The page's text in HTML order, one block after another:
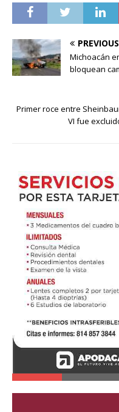
PREVIOUS
Michoacán
bloquean
Primer roce entre
VI fue